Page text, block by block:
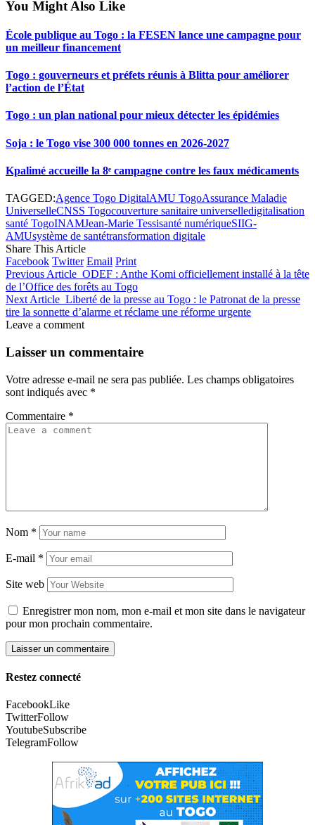
You Might Also Like
École publique au Togo : la FESEN lance une campagne pour
un meilleur financement
Togo : gouverneurs et préfets réunis à Blitta pour améliorer
l’action de l’État
Togo : un plan national pour mieux détecter les épidémies
Soja : le Togo vise 300 000 tonnes en 2026-2027
Kpalimé accueille la 8ᵉ campagne contre les faux médicaments
TAGGED:Agence Togo DigitalAMU TogoAssurance Maladie
UniverselleCNSS Togocouverture sanitaire universelledigitalisation
santé TogoINAMJean-Marie Tessisanté numériqueSIIG-
AMUsystème de santétransformation digitale
Share This Article
Facebook Twitter Email Print
Previous Article ODEF : Anthe Komi officiellement installé à la tête
de l’Office des forêts au Togo
Next Article Liberté de la presse au Togo : le Patronat de la presse
tire la sonnette d’alarme et réclame une réforme urgente
Leave a comment
Laisser un commentaire
Votre adresse e-mail ne sera pas publiée. Les champs obligatoires
sont indiqués avec *
Commentaire *
Nom *
E-mail *
Site web
Enregistrer mon nom, mon e-mail et mon site dans le navigateur
pour mon prochain commentaire.
Restez connecté
FacebookLike
TwitterFollow
YoutubeSubscribe
TelegramFollow